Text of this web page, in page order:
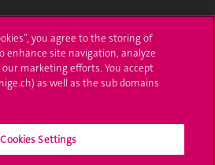
you agree to the storing of
enhance site navigation, analyze
marketing efforts. You accept
as well as the sub domains
Cookies Settings